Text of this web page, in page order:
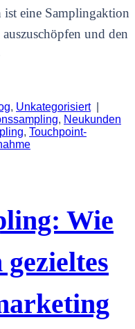
eine Samplingaktion
und den
, Unkategorisiert
, Neukunden
, Touchpoint-
Wie